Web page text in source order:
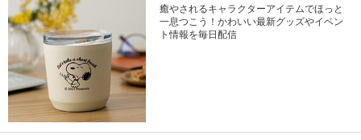
癒やされるキャラクターアイテムでほっと
一息つこう！かわいい最新グッズやイベン
ト情報を毎日配信